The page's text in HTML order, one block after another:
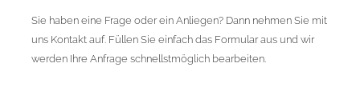
Sie haben eine Frage oder ein Anliegen? Dann nehmen Sie mit
uns Kontakt auf. Füllen Sie einfach das Formular aus und wir
werden Ihre Anfrage schnellstmöglich bearbeiten.